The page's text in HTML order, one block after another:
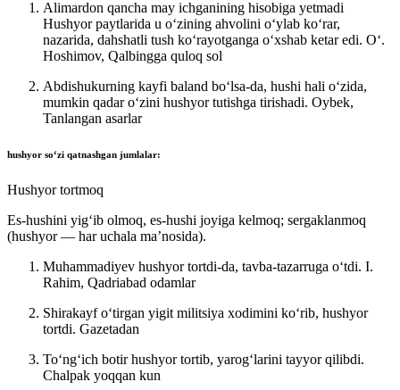
Alimardon qancha may ichganining hisobiga yetmadi
Hushyor paytlarida u oʻzining ahvolini oʻylab koʻrar,
nazarida, dahshatli tush koʻrayotganga oʻxshab ketar edi. Oʻ.
Hoshimov, Qalbingga quloq sol
Abdishukurning kayfi baland boʻlsa-da, hushi hali oʻzida,
mumkin qadar oʻzini hushyor tutishga tirishadi. Oybek,
Tanlangan asarlar
hushyor soʻzi qatnashgan jumlalar:
Hushyor tortmoq
Es-hushini yigʻib olmoq, es-hushi joyiga kelmoq; sergaklanmoq
(hushyor — har uchala maʼnosida).
Muhammadiyev hushyor tortdi-da, tavba-tazarruga oʻtdi. I.
Rahim, Qadriabad odamlar
Shirakayf oʻtirgan yigit militsiya xodimini koʻrib, hushyor
tortdi. Gazetadan
Toʻngʻich botir hushyor tortib, yarogʻlarini tayyor qilibdi.
Chalpak yoqqan kun